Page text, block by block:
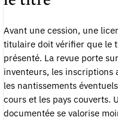
Avant une cession, une
titulaire doit vérifier que le
présenté. La revue porte
inventeurs, les inscriptions
les nantissements
cours et les pays couverts.
documentée se valorise